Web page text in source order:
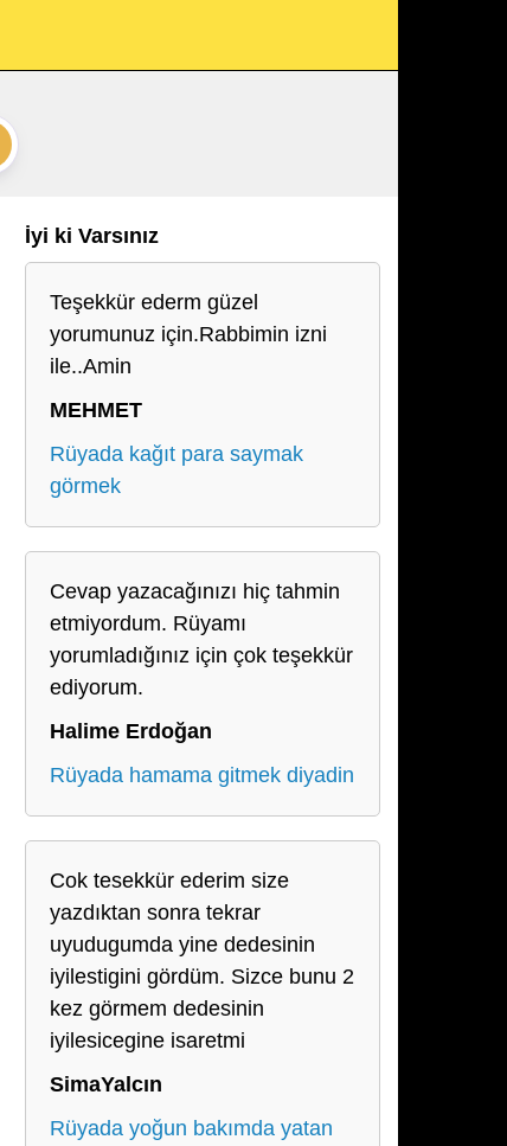
İyi ki Varsınız
Teşekkür ederm güzel
yorumunuz için.Rabbimin izni
ile..Amin
MEHMET
Rüyada kağıt para saymak
görmek
Cevap yazacağınızı hiç tahmin
etmiyordum. Rüyamı
yorumladığınız için çok teşekkür
ediyorum.
Halime Erdoğan
Rüyada hamama gitmek diyadin
Cok tesekkür ederim size
yazdıktan sonra tekrar
uyudugumda yine dedesinin
iyilestigini gördüm. Sizce bunu 2
kez görmem dedesinin
iyilesicegine isaretmi
SimaYalcın
Rüyada yoğun bakımda yatan